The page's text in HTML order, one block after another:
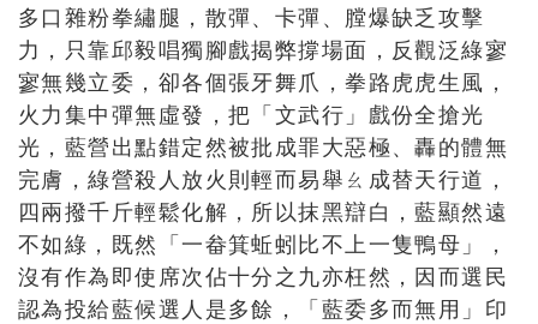
多口雜粉拳繡腿，散彈、卡彈、膛爆缺乏攻擊
力，只靠邱毅唱獨腳戲揭弊撐場面，反觀泛綠寥
寥無幾立委，卻各個張牙舞爪，拳路虎虎生風，
火力集中彈無虛發，把「文武行」戲份全搶光
光，藍營出點錯定然被批成罪大惡極、轟的體無
完膚，綠營殺人放火則輕而易舉ㄠ成替天行道，
四兩撥千斤輕鬆化解，所以抹黑辯白，藍顯然遠
不如綠，既然「一畚箕蚯蚓比不上一隻鴨母」，
沒有作為即使席次佔十分之九亦枉然，因而選民
認為投給藍候選人是多餘，「藍委多而無用」印